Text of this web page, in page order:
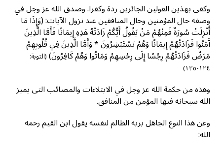
وكفى بهذين القولين الجائرين ردة وكفرا. وصدق الله عز وجل في
وصفه حال المؤمنين وحال المنافقين عند نزول الآيات: (وَإِذَا مَا
أُنْزِلَتْ سُورَةٌ فَمِنْهُمْ مَنْ يَقُولُ أَيُّكُمْ زَادَتْهُ هَذِهِ إِيمَانًا فَأَمَّا الَّذِينَ
آَمَنُوا فَزَادَتْهُمْ إِيمَانًا وَهُمْ يَسْتَبْشِرُونَ * وَأَمَّا الَّذِينَ فِي قُلُوبِهِمْ
مَرَضٌ فَزَادَتْهُمْ رِجْسًا إِلَى رِجْسِهِمْ وَمَاتُوا وَهُمْ كَافِرُونَ)(التوبة:
١٢٤-١٢٥)
وهذه من حكمة الله عز وجل في الابتلاءات والمصائب التى يميز
الله سبحانه فيها المؤمن من المنافق.
وعن هذا النوع الجاهل بربه الظالم لنفسه يقول ابن القيم رحمه
الله: